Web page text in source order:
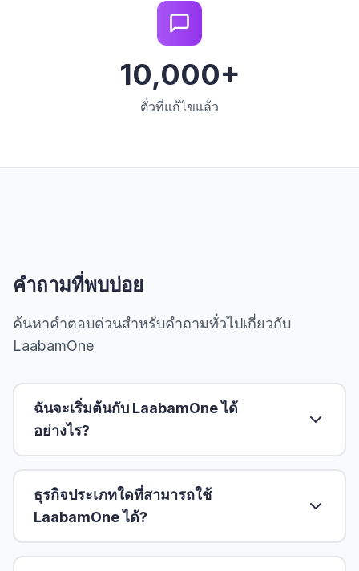
10,000+
ตั๋วที่แก้ไขแล้ว
คำถามที่พบบ่อย
ค้นหาคำตอบด่วนสำหรับคำถามทั่วไปเกี่ยวกับ
LaabamOne
ฉันจะเริ่มต้นกับ LaabamOne ได้
อย่างไร?
ธุรกิจประเภทใดที่สามารถใช้
LaabamOne ได้?